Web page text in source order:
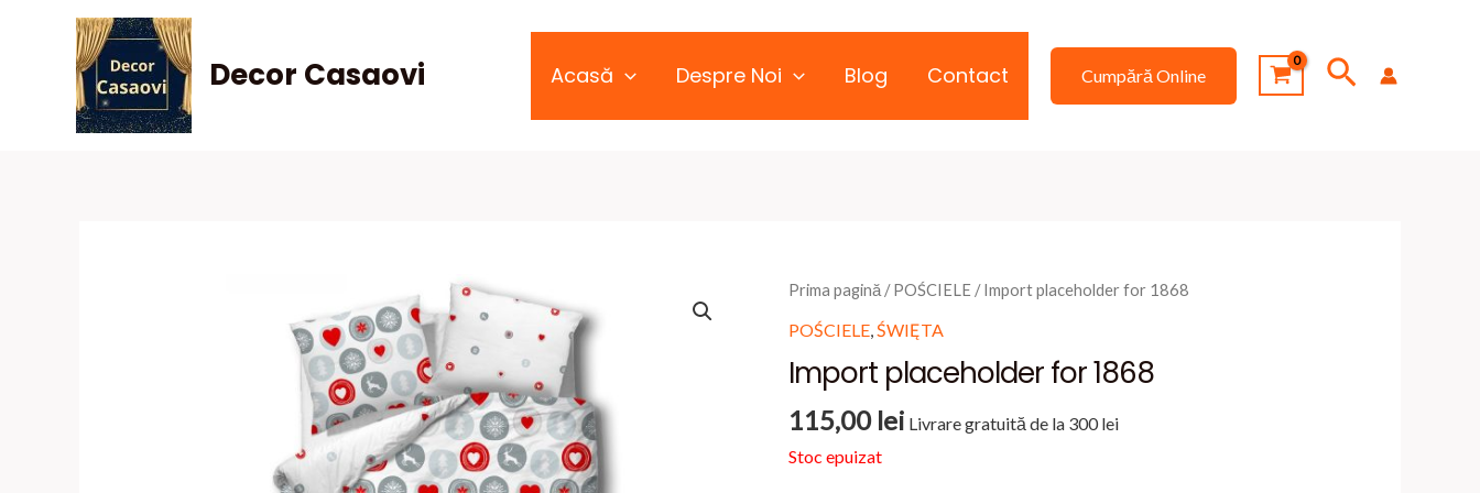
Decor Casaovi Acasă Despre Noi Blog Contact Cumpără Online Search
Prima pagină /POŚCIELE / Import placeholder for 1868
POŚCIELE ŚWIĘTA
Import placeholder for 1868
115,00 lei Livrare gratuită de la 300 lei
Stoc epuizat